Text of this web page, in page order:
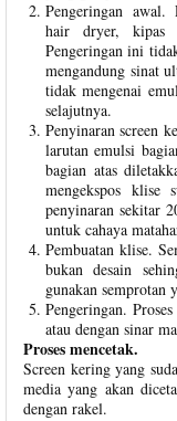
Pengeringan awal.
hair dryer, kipas
Pengeringan ini
mengandung sinat
tidak mengenai
selajutnya.
Penyinaran screen
larutan emulsi
bagian atas
mengekspos klise
penyinaran sekitar
untuk cahaya
Pembuatan klise.
bukan desain
gunakan semprotan
Pengeringan.
atau dengan sinar
Proses mencetak.
Screen kering yang
media yang akan
dengan rakel.